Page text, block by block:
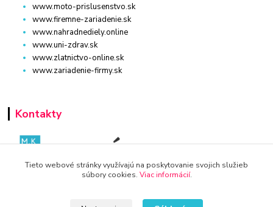
www.moto-prislusenstvo.sk
www.firemne-zariadenie.sk
www.nahradnediely.online
www.uni-zdrav.sk
www.zlatnictvo-online.sk
www.zariadenie-firmy.sk
Kontakty
Tieto webové stránky využívajú na poskytovanie svojich služieb
súbory cookies. Viac informácií.